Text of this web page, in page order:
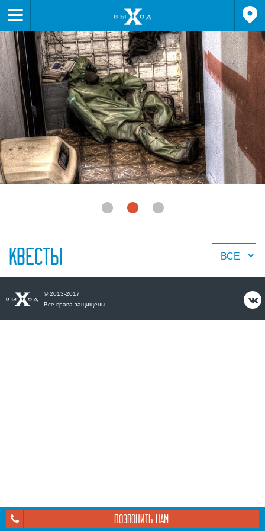
 
КВЕСТЫ
 ПОЗВОНИТЬ НАМ
© 2013-2017
Все права защищены
